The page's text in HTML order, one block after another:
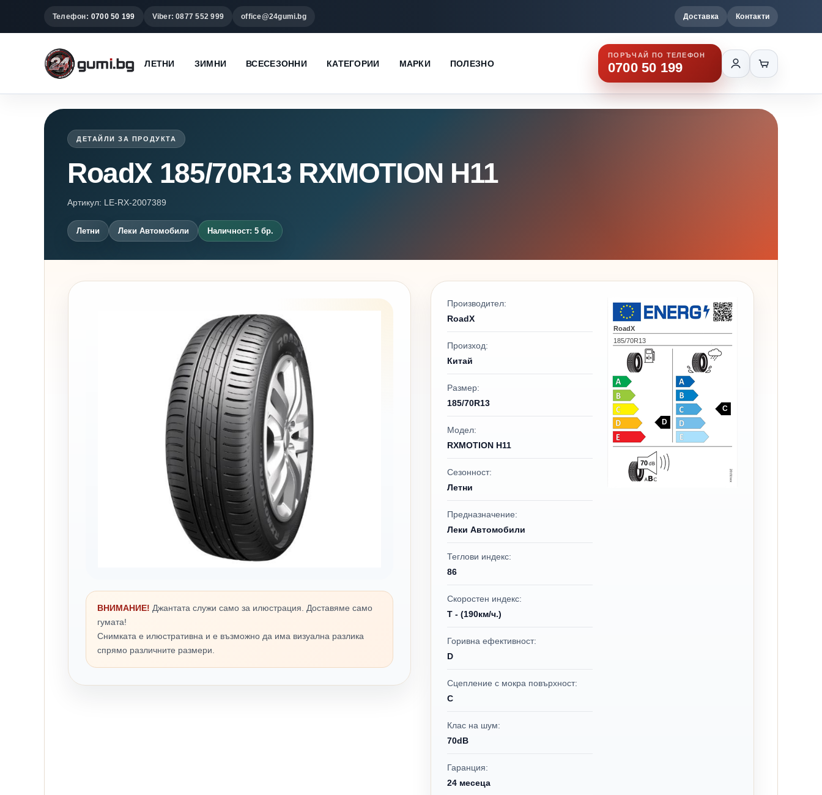
Телефон: 0700 50 199 Viber: 0877 552 999 office@24gumi.bg Доставка Контакти
ЛЕТНИ ЗИМНИ ВСЕСЕЗОННИ КАТЕГОРИИ МАРКИ ПОЛЕЗНО
ПОРЪЧАЙ ПО ТЕЛЕФОН
0700 50 199
ДЕТАЙЛИ ЗА ПРОДУКТА
RoadX 185/70R13 RXMOTION H11
Артикул: LE-RX-2007389
Летни Леки Автомобили Наличност: 5 бр.
ВНИМАНИЕ! Джантата служи само за илюстрация. Доставяме само
гумата!
Снимката е илюстративна и е възможно да има визуална разлика
спрямо различните размери.
Производител:
RoadX
Произход:
Китай
Размер:
185/70R13
Модел:
RXMOTION H11
Сезонност:
Летни
Предназначение:
Леки Автомобили
Теглови индекс:
86
Скоростен индекс:
T - (190км/ч.)
Горивна ефективност:
D
Сцепление с мокра повърхност:
C
Клас на шум:
70dB
Гаранция:
24 месеца
RoadX
185/70R13
D
C
70